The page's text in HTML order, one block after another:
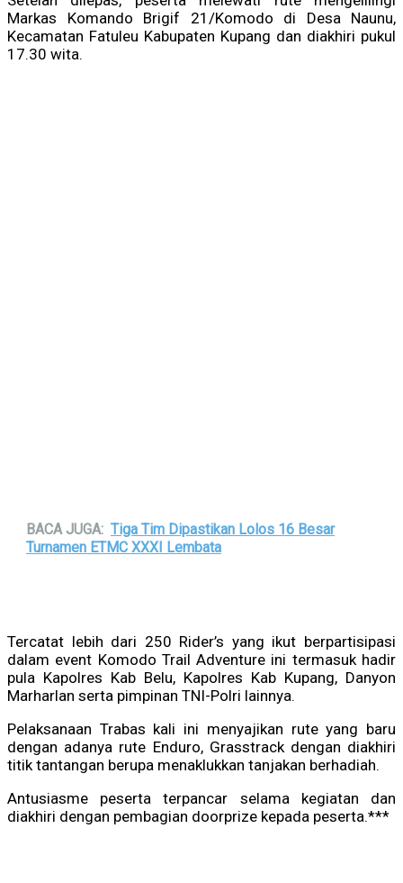
Markas Komando Brigif 21/Komodo di Desa Naunu,
Kecamatan Fatuleu Kabupaten Kupang dan diakhiri pukul
17.30 wita.
BACA JUGA: Tiga Tim Dipastikan Lolos 16 Besar
Turnamen ETMC XXXI Lembata
Tercatat lebih dari 250 Rider’s yang ikut berpartisipasi
dalam event Komodo Trail Adventure ini termasuk hadir
pula Kapolres Kab Belu, Kapolres Kab Kupang, Danyon
Marharlan serta pimpinan TNI-Polri lainnya.
Pelaksanaan Trabas kali ini menyajikan rute yang baru
dengan adanya rute Enduro, Grasstrack dengan diakhiri
titik tantangan berupa menaklukkan tanjakan berhadiah.
Antusiasme peserta terpancar selama kegiatan dan
diakhiri dengan pembagian doorprize kepada peserta.***